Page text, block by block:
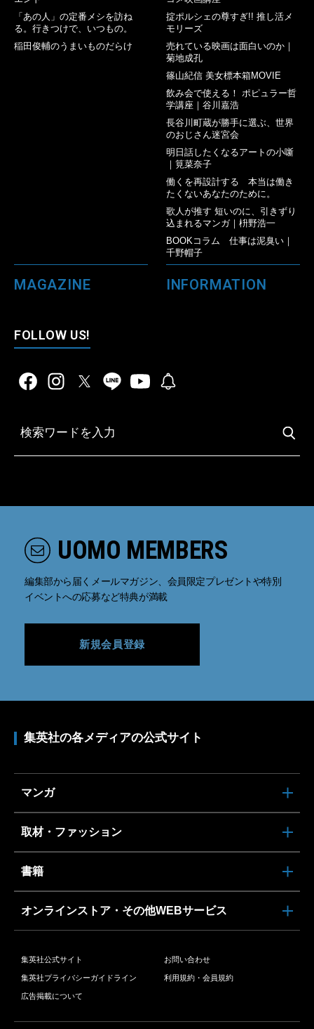
「あの人」の定番メシを訪ね
る。行きつけで、いつもの。
稲田俊輔のうまいものだらけ
掟ポルシェの尊すぎ!! 推し活メ
モリーズ
売れている映画は面白いのか｜
菊地成孔
篠山紀信 美女標本箱MOVIE
飲み会で使える！ ポピュラー哲
学講座｜谷川嘉浩
長谷川町蔵が勝手に選ぶ、世界
のおじさん迷宮会
明日話したくなるアートの小噺
｜筧菜奈子
働くを再設計する 本当は働き
たくないあなたのために。
歌人が推す 短いのに、引きずり
込まれるマンガ｜枡野浩一
BOOKコラム 仕事は泥臭い｜
千野帽子
MAGAZINE INFORMATION
FOLLOW US!
UOMO MEMBERS
編集部から届くメールマガジン、会員限定プレゼントや特別
イベントへの応募など特典が満載
新規会員登録
集英社の各メディアの公式サイト
マンガ
取材・ファッション
書籍
オンラインストア・その他WEBサービス
集英社公式サイト お問い合わせ
集英社プライバシーガイドライン 利用規約・会員規約
広告掲載について